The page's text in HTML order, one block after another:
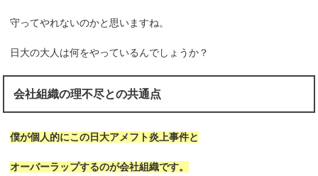
守ってやれないのかと思いますね。
日大の大人は何をやっているんでしょうか？
会社組織の理不尽との共通点
僕が個人的にこの日大アメフト炎上事件と
オーバーラップするのが会社組織です。